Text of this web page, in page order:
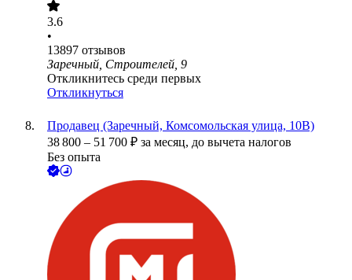
3.6
•
13897 отзывов
Заречный, Строителей, 9
Откликнитесь среди первых
Откликнуться
Продавец (Заречный, Комсомольская улица, 10В)
38 800 – 51 700 ₽ за месяц, до вычета налогов
Без опыта